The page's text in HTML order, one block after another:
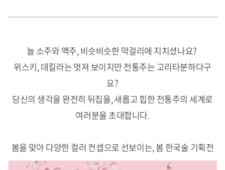
늘 소주와 맥주, 비슷비슷한 막걸리에 지치셨나요?
위스키, 데킬라는 멋져 보이지만 전통주는 고리타분하다구
요?
당신의 생각을 완전히 뒤집을, 새롭고 힙한 전통주의 세계로
여러분을 초대합니다.
봄을 맞아 다양한 컬러 컨셉으로 선보이는, 봄 한국술 기획전